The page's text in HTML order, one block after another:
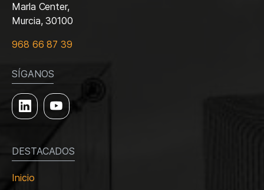
Marla Center,
Murcia, 30100
968 66 87 39
SÍGANOS
DESTACADOS
Inicio